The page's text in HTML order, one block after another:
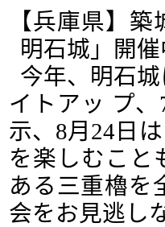
【兵庫県】
明石城」開催
今年、明石
イトアッ プ
示、8月24日
を楽しむこと
ある三重櫓を
会をお見逃し